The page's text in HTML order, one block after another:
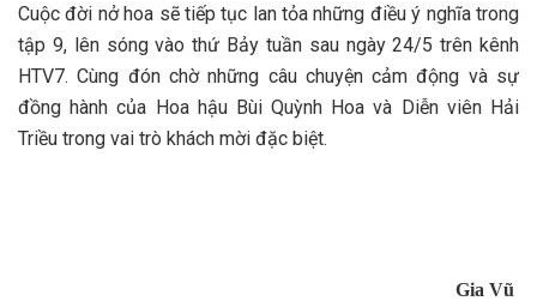
Cuộc đời nở hoa sẽ tiếp tục lan tỏa những điều ý nghĩa trong
tập 9, lên sóng vào thứ Bảy tuần sau ngày 24/5 trên kênh
HTV7. Cùng đón chờ những câu chuyện cảm động và sự
đồng hành của Hoa hậu Bùi Quỳnh Hoa và Diễn viên Hải
Triều trong vai trò khách mời đặc biệt.
Gia Vũ